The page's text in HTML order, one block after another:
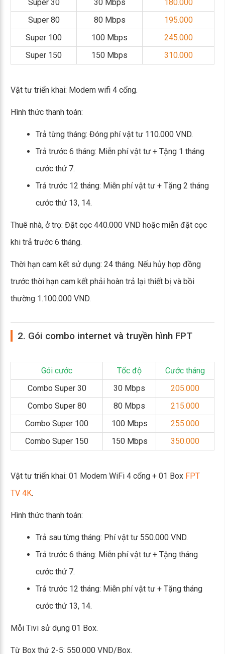
Super 30
30 Mbps
180.000
Super 80
80 Mbps
195.000
Super 100
100 Mbps
245.000
Super 150
150 Mbps 310.000
Vật tư triển khai: Modem wifi 4 cổng.
Hình thức thanh toán:
Trả từng tháng: Đóng phí vật tư 110.000 VND.
Trả trước 6 tháng: Miễn phí vật tư + Tặng 1 tháng
cước thứ 7.
Trả trước 12 tháng: Miễn phí vật tư + Tặng 2 tháng
cước thứ 13, 14.
Thuê nhà, ở trọ: Đặt cọc 440.000 VND hoặc miễn đặt cọc
khi trả trước 6 tháng.
Thời hạn cam kết sử dụng: 24 tháng. Nếu hủy hợp đồng
trước thời hạn cam kết phải hoàn trả lại thiết bị và bồi
thường 1.100.000 VND.
2. Gói combo internet và truyền hình FPT
Gói cước Tốc độ
Cước tháng
Combo Super 30
30 Mbps
205.000
Combo Super 80
80 Mbps
215.000
Combo Super 100
100 Mbps
255.000
Combo Super 150
150 Mbps 350.000
Vật tư triển khai: 01 Modem WiFi 4 cổng + 01 Box FPT
TV 4K.
Hình thức thanh toán:
Trả sau từng tháng: Phí vật tư 550.000 VND.
Trả trước 6 tháng: Miễn phí vật tư + Tặng tháng
cước thứ 7.
Trả trước 12 tháng: Miễn phí vật tư + Tặng tháng
cước thứ 13, 14.
Mỗi Tivi sử dụng 01 Box.
Từ Box thứ 2-5: 550.000 VND/Box.